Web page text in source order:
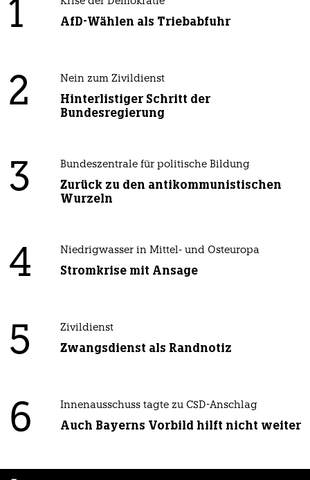
1 AfD-Wählen als Triebabfuhr
2 Nein zum Zivildienst
Hinterlistiger Schritt der
Bundesregierung
3 Bundeszentrale für politische Bildung
Zurück zu den antikommunistischen
Wurzeln
4 Niedrigwasser in Mittel- und Osteuropa
Stromkrise mit Ansage
5 Zivildienst
Zwangsdienst als Randnotiz
6 Innenausschuss tagte zu CSD-Anschlag
Auch Bayerns Vorbild hilft nicht weiter